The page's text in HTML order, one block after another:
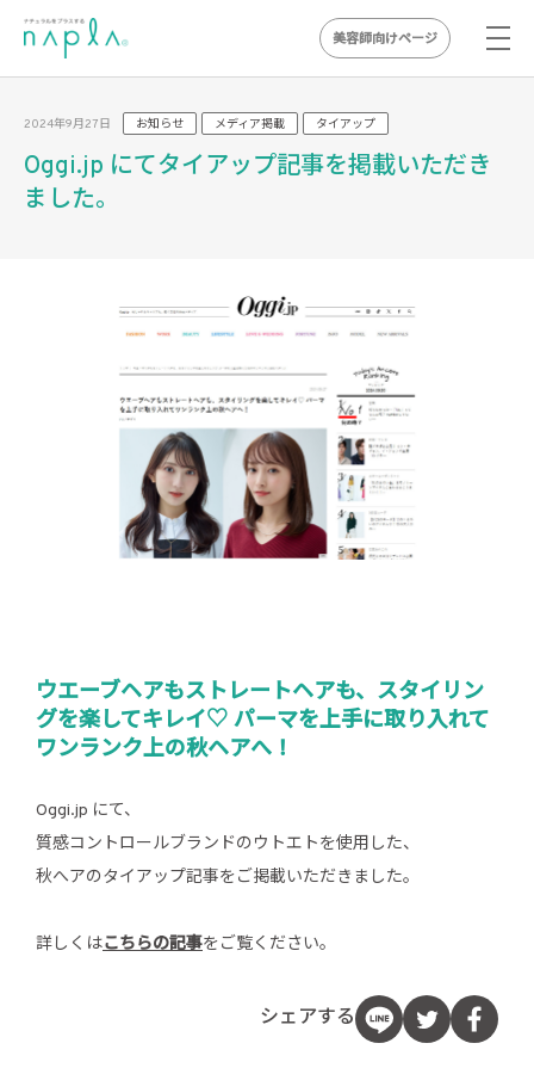
content
美容師向けページ
2024年9月27日 お知らせ メディア掲載 タイアップ
Oggi.jp にてタイアップ記事を掲載いただき
ました。
ウエーブヘアもストレートヘアも、スタイリン
グを楽してキレイ♡ パーマを上手に取り入れて
ワンランク上の秋ヘアへ！
Oggi.jp にて、
質感コントロールブランドのウトエトを使用した、
秋へアのタイアップ記事をご掲載いただきました。
詳しくはこちらの記事をご覧ください。
シェアする